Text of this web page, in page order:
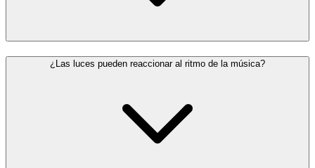
¿Las luces pueden reaccionar al ritmo de la música?